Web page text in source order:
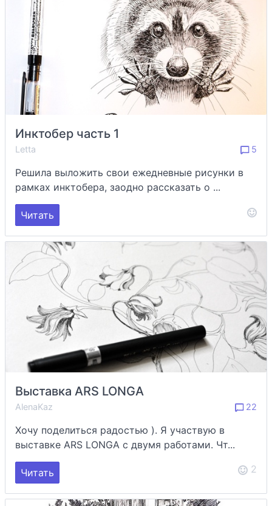
Инктобер часть 1
Letta 5
Решила выложить свои ежедневные рисунки в
рамках инктобера, заодно рассказать о ...
Читать
Выставка ARS LONGA
AlenaKaz 22
Хочу поделиться радостью ). Я участвую в
выставке ARS LONGA с двумя работами. Чт...
Читать 2